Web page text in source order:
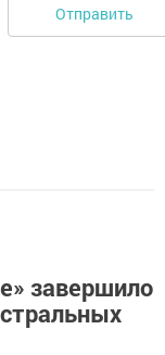
Отправить
завершило